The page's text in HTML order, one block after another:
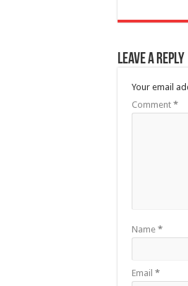
Leave a Reply
Your email
Comment *
Name *
Email *